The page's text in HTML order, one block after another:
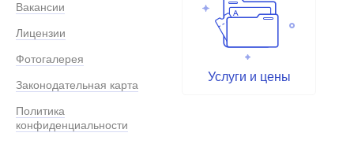
Вакансии
Лицензии
Фотогалерея
Законодательная карта
Политика
конфиденциальности
Услуги и цены